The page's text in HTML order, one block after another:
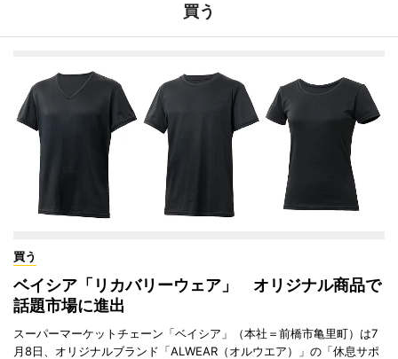
買う
買う
ベイシア「リカバリーウェア」 オリジナル商品で
話題市場に進出
スーパーマーケットチェーン「ベイシア」（本社＝前橋市亀里町）は7
月8日、オリジナルブランド「ALWEAR（オルウエア）」の「休息サポ